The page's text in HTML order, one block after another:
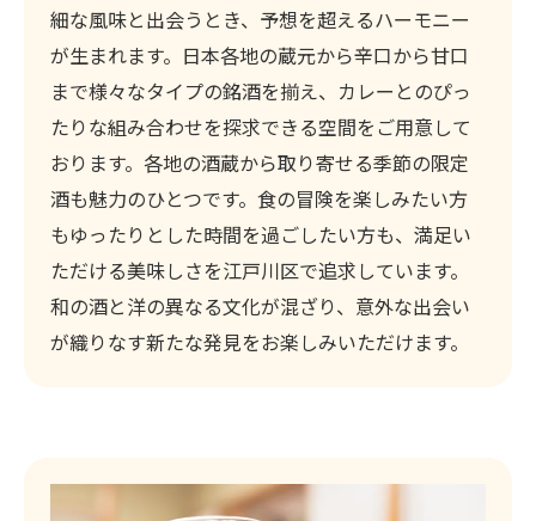
細な風味と出会うとき、予想を超えるハーモニー
が生まれます。日本各地の蔵元から辛口から甘口
まで様々なタイプの銘酒を揃え、カレーとのぴっ
たりな組み合わせを探求できる空間をご用意して
おります。各地の酒蔵から取り寄せる季節の限定
酒も魅力のひとつです。食の冒険を楽しみたい方
もゆったりとした時間を過ごしたい方も、満足い
ただける美味しさを江戸川区で追求しています。
和の酒と洋の異なる文化が混ざり、意外な出会い
が織りなす新たな発見をお楽しみいただけます。